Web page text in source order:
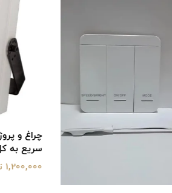
چراغ و پروژکتور صنعتی